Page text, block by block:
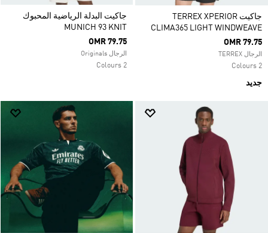
جاكيت TERREX XPERIOR
CLIMA365 LIGHT WINDWEAVE
OMR 79.75
الرجال TERREX
2 Colours
جديد
جاكيت البدلة الرياضية المحبوك
MUNICH 93 KNIT
OMR 79.75
الرجال Originals
2 Colours